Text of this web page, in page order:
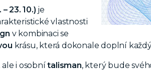
23. 10.) je
vlastnosti
v kombinaci se
krásu, která dokonale doplní
ale i osobnítalisman, který bude